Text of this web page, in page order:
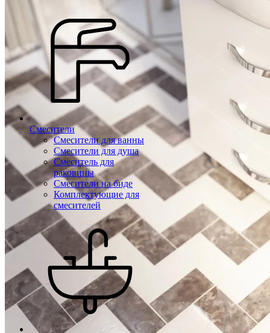
Смесители
Смесители для ванны
Смесители для душа
Смеситель для
раковины
Смесители на биде
Комплектующие для
смесителей